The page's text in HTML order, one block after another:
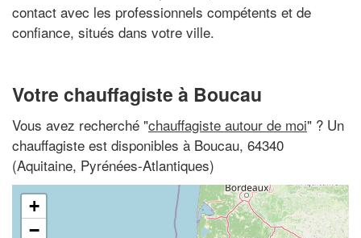
contact avec les professionnels compétents et de
confiance, situés dans votre ville.
Votre chauffagiste à Boucau
Vous avez recherché "chauffagiste autour de moi" ? Un
chauffagiste est disponibles à Boucau, 64340
(Aquitaine, Pyrénées-Atlantiques)
+
−